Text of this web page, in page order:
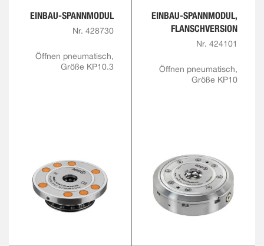
EINBAU-SPANNMODUL
Nr. 428730
Öffnen pneumatisch,
Größe KP10.3
EINBAU-SPANNMODUL,
FLANSCHVERSION
Nr. 424101
Öffnen pneumatisch,
Größe KP10